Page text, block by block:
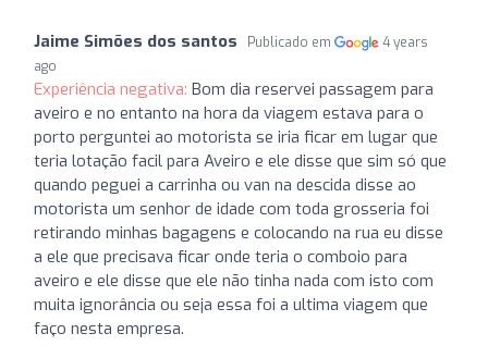
Jaime Simões dos santos Publicado em
4 years
ago
Experiência negativa: Bom dia reservei passagem para
aveiro e no entanto na hora da viagem estava para o
porto perguntei ao motorista se iria ficar em lugar que
teria lotação facil para Aveiro e ele disse que sim só que
quando peguei a carrinha ou van na descida disse ao
motorista um senhor de idade com toda grosseria foi
retirando minhas bagagens e colocando na rua eu disse
a ele que precisava ficar onde teria o comboio para
aveiro e ele disse que ele não tinha nada com isto com
muita ignorância ou seja essa foi a ultima viagem que
faço nesta empresa.